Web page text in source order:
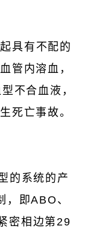
具有不配的
管内溶血，
不合血液，
死亡事故。
的系统的产
，即ABO、
密相边第29